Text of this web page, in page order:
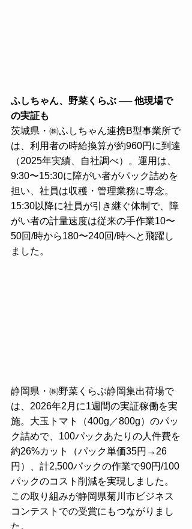
ふしちゃん、野菜くらぶ ── 他現場で
の実証も
茨城県・㈱ふしちゃん連携B型事業所で
は、利用者の時給換算が約960円に到達
（2025年実績、自社調べ）。運用は、
9:30〜15:30に障がい者がパック詰めを
担い、社員は収穫・管理業務に専念。
15:30以降に社員が引き継ぐ体制で、障
がい者の計量速度は従来の手作業10〜
50回/時から180〜240回/時へと飛躍し
ました。
静岡県・㈱野菜くらぶ静岡集出荷場で
は、2026年2月に1週間の実証稼働を実
施。大玉トマト（400g／800g）のパッ
ク詰めで、100パックあたりの人件費を
約26%カット（パック単価35円→26
円）、計2,500パックの作業で90円/100
パックのコスト削減を実現しました。
この取り組みが静岡県菊川市ビジネス
コンテストでの受賞にもつながりまし
た。